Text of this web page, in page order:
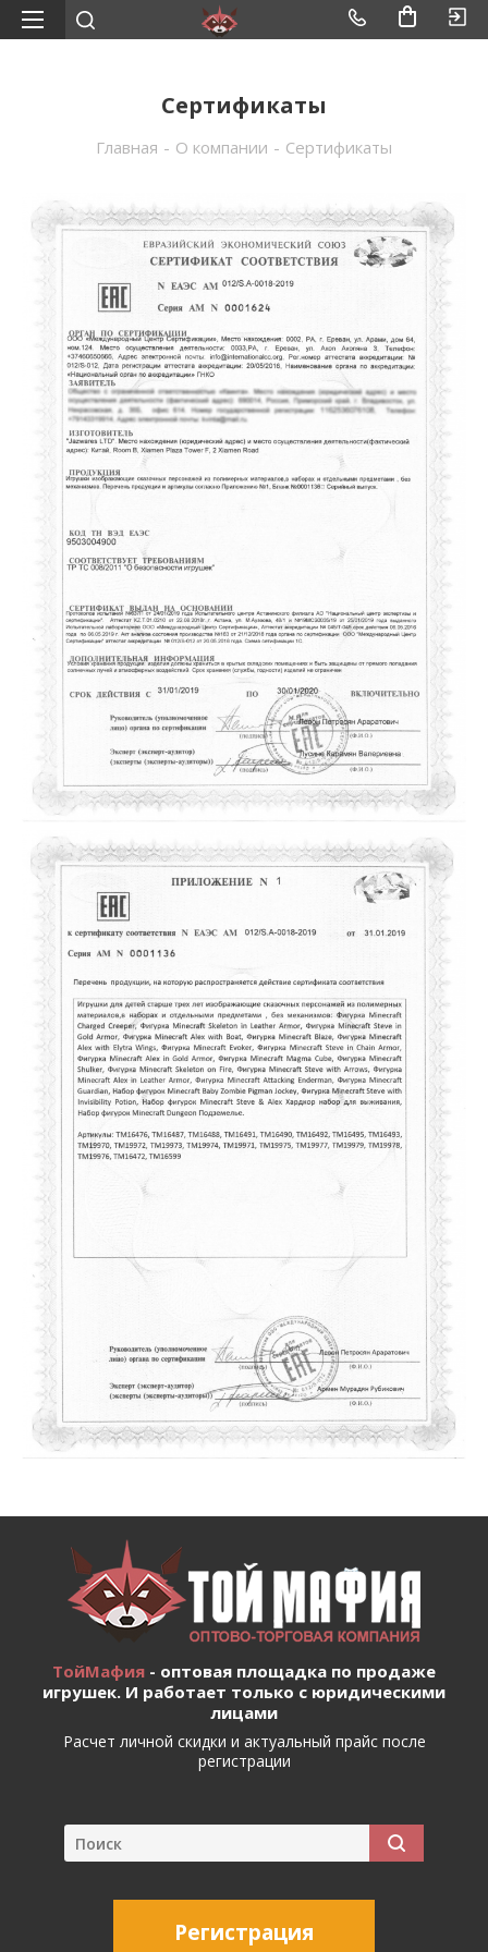
Сертификаты
Главная - О компании - Сертификаты
ТойМафия - оптовая площадка по продаже
игрушек. И работает только с юридическими
лицами
Расчет личной скидки и актуальный прайс после
регистрации
Регистрация